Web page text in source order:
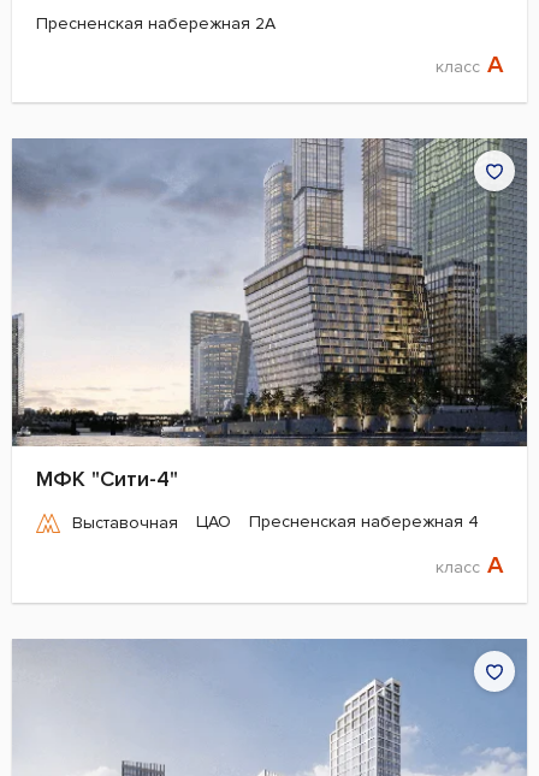
Пресненская набережная 2А
класс A
МФК "Сити-4"
Выставочная ЦАО Пресненская набережная 4
класс A